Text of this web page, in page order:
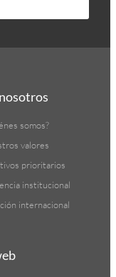
somos?
valores
prioritarios
institucional
internacional